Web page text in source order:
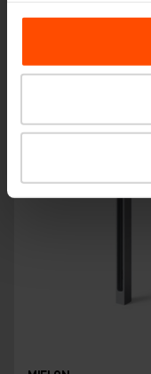
osobních údajů.